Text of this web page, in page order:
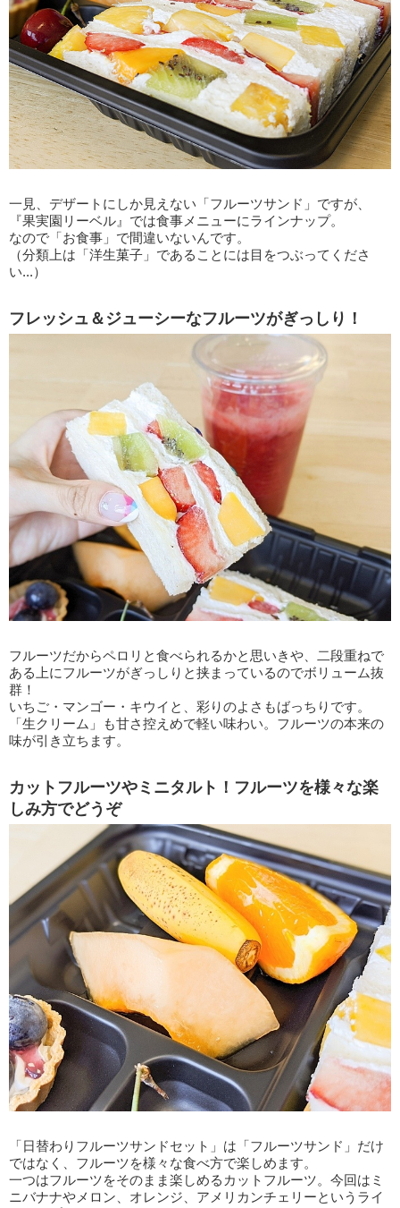
一見、デザートにしか見えない「フルーツサンド」ですが、
『果実園リーベル』では食事メニューにラインナップ。
なので「お食事」で間違いないんです。
（分類上は「洋生菓子」であることには目をつぶってくださ
い...）
フレッシュ＆ジューシーなフルーツがぎっしり！
フルーツだからペロリと食べられるかと思いきや、二段重ねで
ある上にフルーツがぎっしりと挟まっているのでボリューム抜
群！
いちご・マンゴー・キウイと、彩りのよさもばっちりです。
「生クリーム」も甘さ控えめで軽い味わい。フルーツの本来の
味が引き立ちます。
カットフルーツやミニタルト！フルーツを様々な楽
しみ方でどうぞ
「日替わりフルーツサンドセット」は「フルーツサンド」だけ
ではなく、フルーツを様々な食べ方で楽しめます。
一つはフルーツをそのまま楽しめるカットフルーツ。今回はミ
ニバナナやメロン、オレンジ、アメリカンチェリーというライ